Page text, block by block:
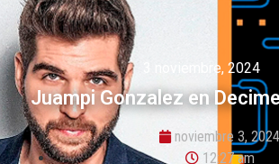
3 noviembre, 2024
Juampi Gonzalez en
noviembre 3, 2024
12:27 am